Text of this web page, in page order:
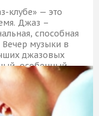
клубе» — это
Джаз –
способная
Вечер музыки в
джазовых
особенный
и редкий,
пожалуй,
КУПИТЬ